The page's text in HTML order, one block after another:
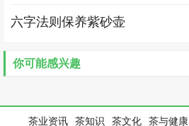
六字法则保养紫砂壶
你可能感兴趣
茶业资讯 茶知识 茶文化 茶与健康